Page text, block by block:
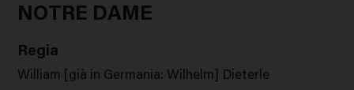
NOTRE DAME
Regia
William [già in Germania: Wilhelm] Dieterle